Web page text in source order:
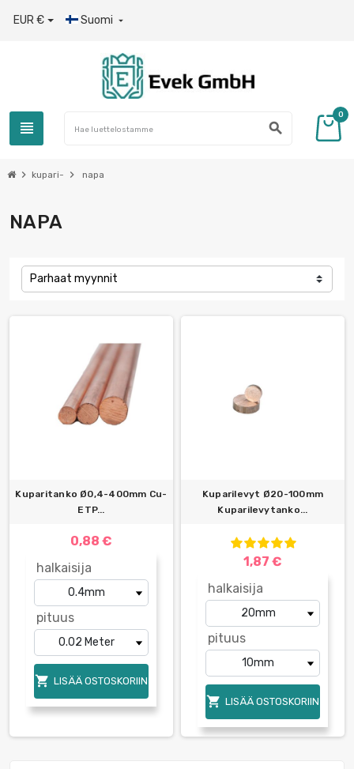
EUR € Suomi 
view_headline search
0
chevron_right kupari- chevron_right napa
NAPA
Parhaat myynnit
Kuparitanko Ø0,4-400mm Cu-
ETP...
0,88 €
halkaisija
pituus
 LISÄÄ OSTOSKORIIN
Kuparilevyt Ø20-100mm
Kuparilevytanko...
1,87 €
halkaisija
pituus
 LISÄÄ OSTOSKORIIN